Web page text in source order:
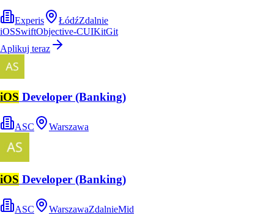
Experis ŁódźZdalnie
iOSSwiftObjective-CUIKitGit
Aplikuj teraz
iOS Developer (Banking)
ASC Warszawa
iOS Developer (Banking)
ASC WarszawaZdalnieMid